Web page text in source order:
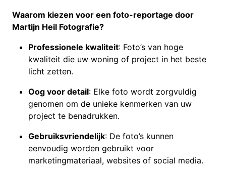
Waarom kiezen voor een foto-reportage door
Martijn Heil Fotografie?
Professionele kwaliteit: Foto’s van hoge
kwaliteit die uw woning of project in het beste
licht zetten.
Oog voor detail: Elke foto wordt zorgvuldig
genomen om de unieke kenmerken van uw
project te benadrukken.
Gebruiksvriendelijk: De foto’s kunnen
eenvoudig worden gebruikt voor
marketingmateriaal, websites of social media.